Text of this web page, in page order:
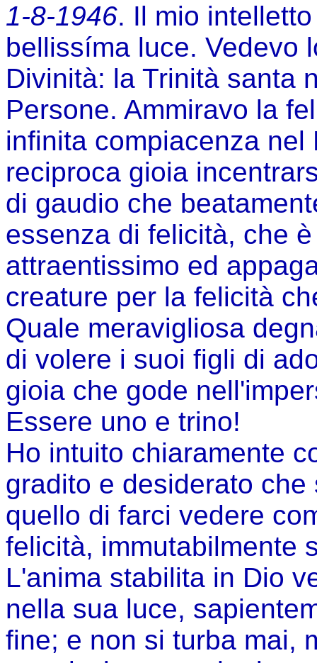
1-8-1946. Il mio
bellissíma luce. Vedevo
Divinità: la Trinità santa
Persone. Ammiravo la
infinita compiacenza
reciproca gioia
di gaudio che
essenza di felicità, che
attraentissimo ed
creature per la felicità
Quale meravigliosa
di volere i suoi figli di
gioia che gode
Essere uno e trino!
Ho intuito chiaramente
gradito e desiderato
quello di farci vedere
felicità, immutabilmente
L'anima stabilita in Dio
nella sua luce,
fine; e non si turba mai,